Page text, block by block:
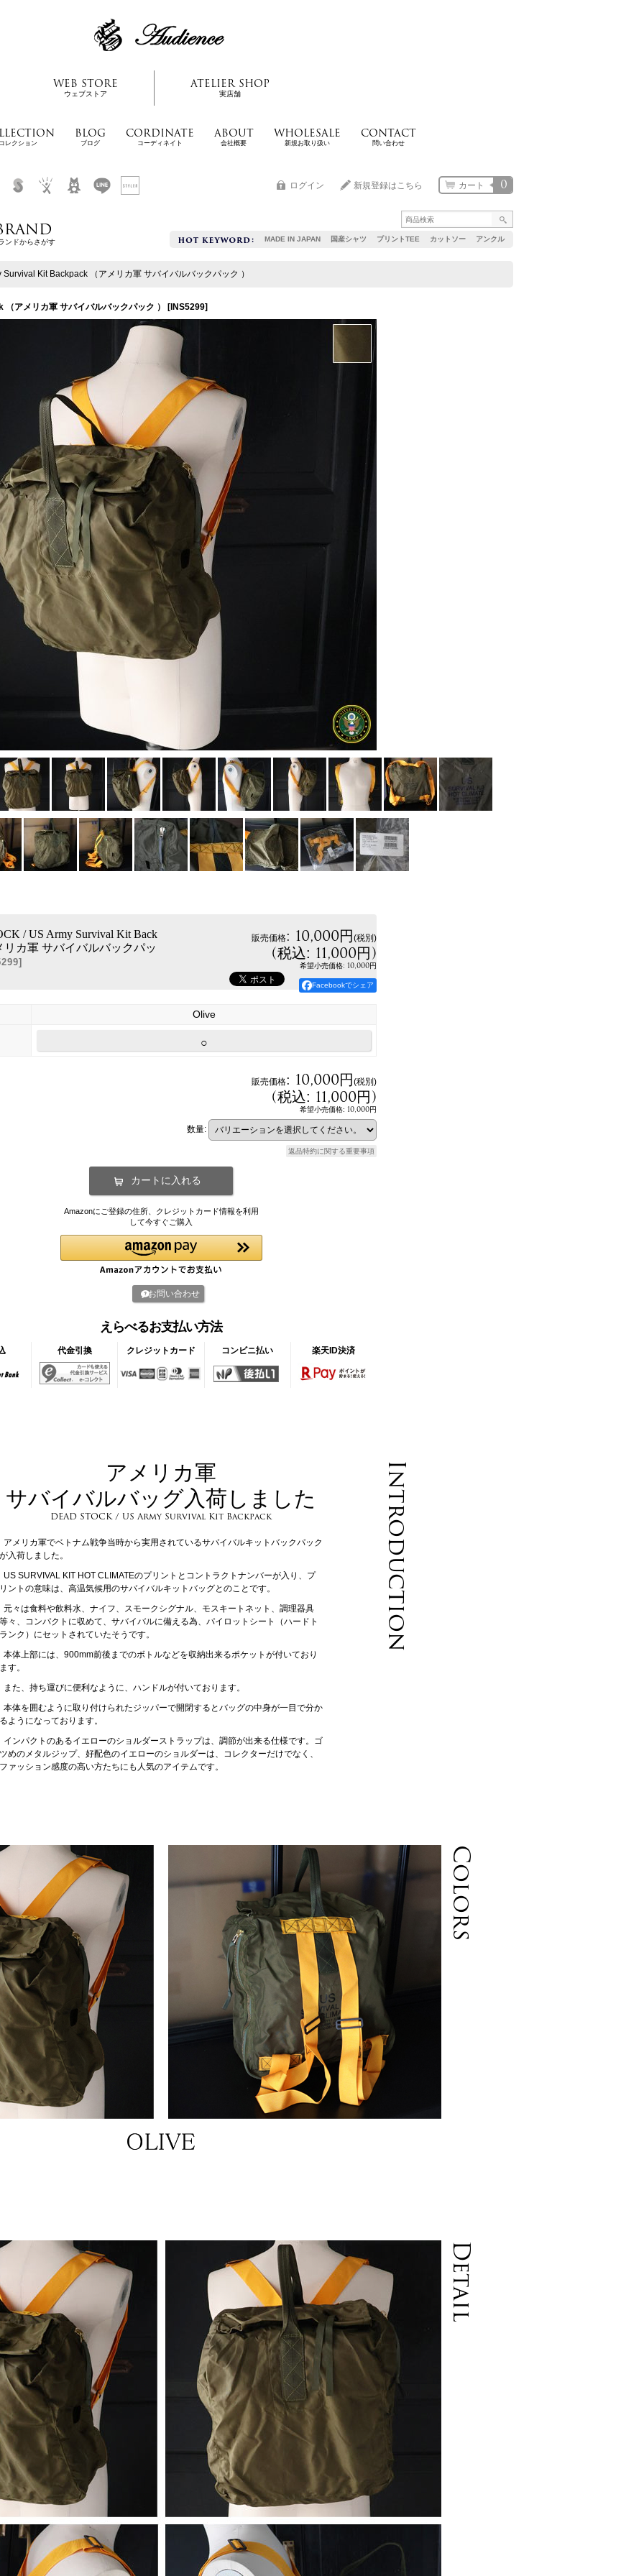
WEB STORE
ウェブストア
ATELIER SHOP
実店舗
レクション
BLOG
ブログ
CORDINATE
コーディネイト
ABOUT
会社概要
WHOLESALE
新規お取り扱い
CONTACT
問い合わせ
MADE IN JAPAN 国産シャツ プリントTEE カットソー アンクル
0
カート
ログイン 新規登録はこちら
ンドからさがす
Kit Backpack （アメリカ軍 サバイバルバックパック ）
アメリカ軍 サバイバルバックパック ） [ INS5299]
/ US Army Survival Kit Back
リカ軍 サバイバルバックパッ
]
販売価格: 10,000円(税別)
(税込: 11,000円)
希望小売価格: 10,000円
Facebookでシェア
Olive
○
販売価格: 10,000円(税別)
(税込: 11,000円)
希望小売価格: 10,000円
数量:
返品特約に関する重要事項
Amazonにご登録の住所、クレジットカード情報を利用
して今すぐご購入
お問い合わせ
えらべるお支払い方法
代金引換 クレジットカード コンビニ払い 楽天ID決済
Introduction
アメリカ軍
サバイバルバッグ入荷しました
DEAD STOCK / US Army Survival Kit Backpack
アメリカ軍でベトナム戦争当時から実用されているサバイバルキットバックパック
が入荷しました。
US SURVIVAL KIT HOT CLIMATEのプリントとコントラクトナンバーが入り、プ
リントの意味は、高温気候用のサバイバルキットバッグとのことです。
元々は食料や飲料水、ナイフ、スモークシグナル、モスキートネット、調理器具
等々、コンパクトに収めて、サバイバルに備える為、パイロットシート（ハードト
ランク）にセットされていたそうです。
本体上部には、900mm前後までのボトルなどを収納出来るポケットが付いており
ます。
また、持ち運びに便利なように、ハンドルが付いております。
本体を囲むように取り付けられたジッパーで開閉するとバッグの中身が一目で分か
るようになっております。
インパクトのあるイエローのショルダーストラップは、調節が出来る仕様です。ゴ
ツめのメタルジップ、好配色のイエローのショルダーは、コレクターだけでなく、
ファッション感度の高い方たちにも人気のアイテムです。
Colors
Detail